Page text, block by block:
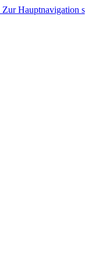
Zur Hauptnavigation